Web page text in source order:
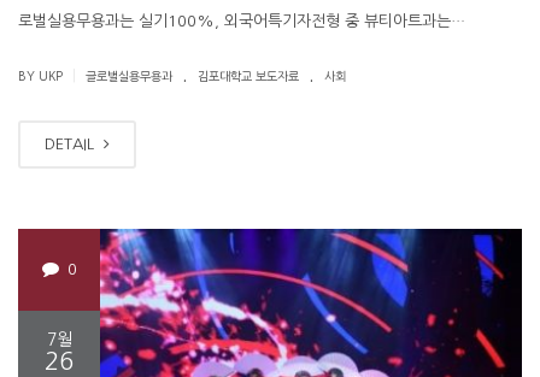
로벌실용무용과는 실기100%, 외국어특기자전형 중 뷰티아트과는…
BY UKP 글로벌실용무용과 김포대학교 보도자료 사회
DETAIL
0
7월
26